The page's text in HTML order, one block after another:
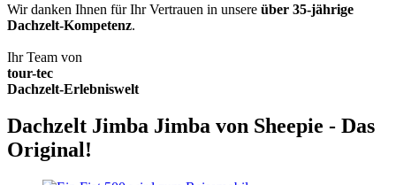
Wir danken Ihnen für Ihr Vertrauen in unsere über 35-jährige
Dachzelt-Kompetenz.
Ihr Team von
tour-tec
Dachzelt-Erlebniswelt
Dachzelt Jimba Jimba von Sheepie - Das
Original!